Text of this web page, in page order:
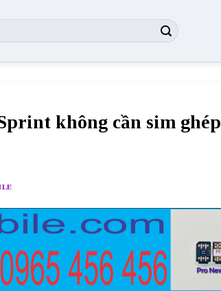
không cần sim ghép